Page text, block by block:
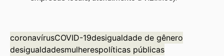
coronavírusCOVID-19desigualdade de gênero
desigualdadesmulherespolíticas públicas